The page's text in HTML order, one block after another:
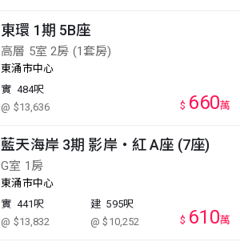
東環 1期 5B座
高層 5室 2房 (1套房)
東涌市中心
實 484呎
@ $13,636
$ 660萬
藍天海岸 3期 影岸‧紅 A座 (7座)
G室 1房
東涌市中心
實 441呎
@ $13,832
建 595呎
@ $10,252
$ 610萬